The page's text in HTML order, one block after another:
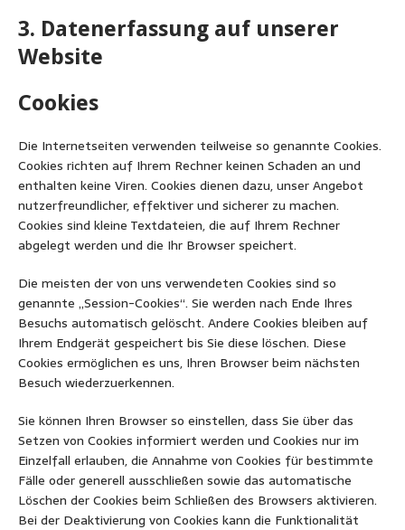
3. Datenerfassung auf unserer
Website
Cookies
Die Internetseiten verwenden teilweise so genannte Cookies.
Cookies richten auf Ihrem Rechner keinen Schaden an und
enthalten keine Viren. Cookies dienen dazu, unser Angebot
nutzerfreundlicher, effektiver und sicherer zu machen.
Cookies sind kleine Textdateien, die auf Ihrem Rechner
abgelegt werden und die Ihr Browser speichert.
Die meisten der von uns verwendeten Cookies sind so
genannte „Session-Cookies“. Sie werden nach Ende Ihres
Besuchs automatisch gelöscht. Andere Cookies bleiben auf
Ihrem Endgerät gespeichert bis Sie diese löschen. Diese
Cookies ermöglichen es uns, Ihren Browser beim nächsten
Besuch wiederzuerkennen.
Sie können Ihren Browser so einstellen, dass Sie über das
Setzen von Cookies informiert werden und Cookies nur im
Einzelfall erlauben, die Annahme von Cookies für bestimmte
Fälle oder generell ausschließen sowie das automatische
Löschen der Cookies beim Schließen des Browsers aktivieren.
Bei der Deaktivierung von Cookies kann die Funktionalität